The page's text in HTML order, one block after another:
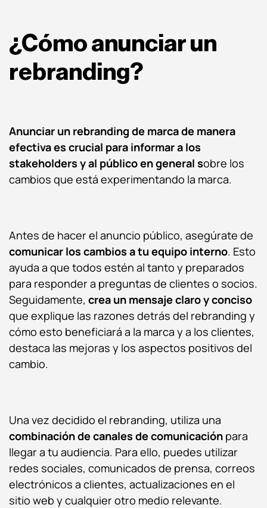
¿Cómo anunciar un
rebranding?
Anunciar un rebranding de marca de manera
efectiva es crucial para informar a los
stakeholders y al público en general sobre los
cambios que está experimentando la marca.
Antes de hacer el anuncio público, asegúrate de
comunicar los cambios a tu equipo interno. Esto
ayuda a que todos estén al tanto y preparados
para responder a preguntas de clientes o socios.
Seguidamente, crea un mensaje claro y conciso
que explique las razones detrás del rebranding y
cómo esto beneficiará a la marca y a los clientes,
destaca las mejoras y los aspectos positivos del
cambio.
Una vez decidido el rebranding, utiliza una
combinación de canales de comunicación para
llegar a tu audiencia. Para ello, puedes utilizar
redes sociales, comunicados de prensa, correos
electrónicos a clientes, actualizaciones en el
sitio web y cualquier otro medio relevante.